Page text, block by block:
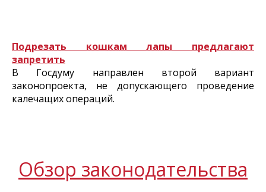
Подрезать кошкам лапы предлагают
запретить
В Госдуму направлен второй вариант
законопроекта, не допускающего проведение
калечащих операций.
Обзор законодательства